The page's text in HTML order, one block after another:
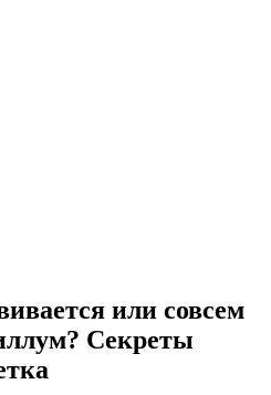
или совсем
Секреты